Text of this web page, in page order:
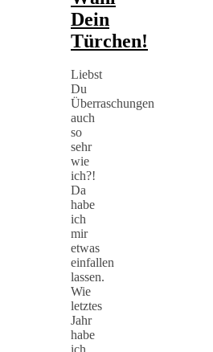
Dein
Türchen!
Liebst
Du
Überraschungen
auch
so
sehr
wie
ich?!
Da
habe
ich
mir
etwas
einfallen
lassen.
Wie
letztes
Jahr
habe